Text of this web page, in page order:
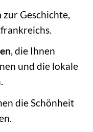
zur Geschichte,
, die Ihnen
und die lokale
die Schönheit